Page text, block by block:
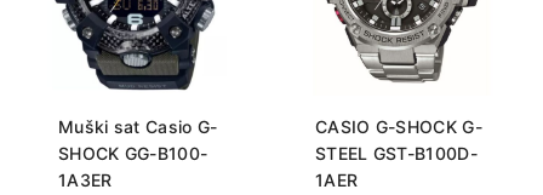
Muški sat Casio G-
SHOCK GG-B100-
1A3ER
CASIO G-SHOCK G-
STEEL GST-B100D-
1AER